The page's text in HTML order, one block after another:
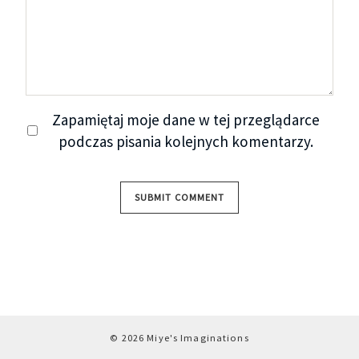
Zapamiętaj moje dane w tej przeglądarce
podczas pisania kolejnych komentarzy.
© 2026 Miye's Imaginations